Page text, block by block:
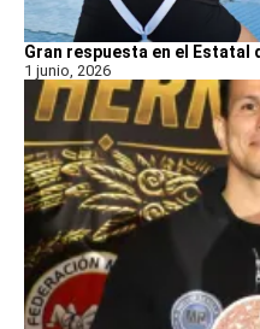
Gran respuesta en el Estatal
1 junio, 2026